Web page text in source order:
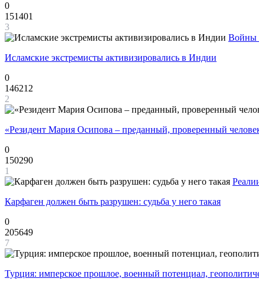
0
151401
3
Войны
Исламские экстремисты активизировались в Индии
0
146212
2
«Резидент Мария Осипова – преданный, проверенный
0
150290
1
Карфаген должен быть разрушен: судьба у него такая
0
205649
7
Турция: имперское прошлое, военный потенциал,